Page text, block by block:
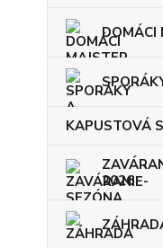
DOMÁCI
KAPUSTOVÁ
2026